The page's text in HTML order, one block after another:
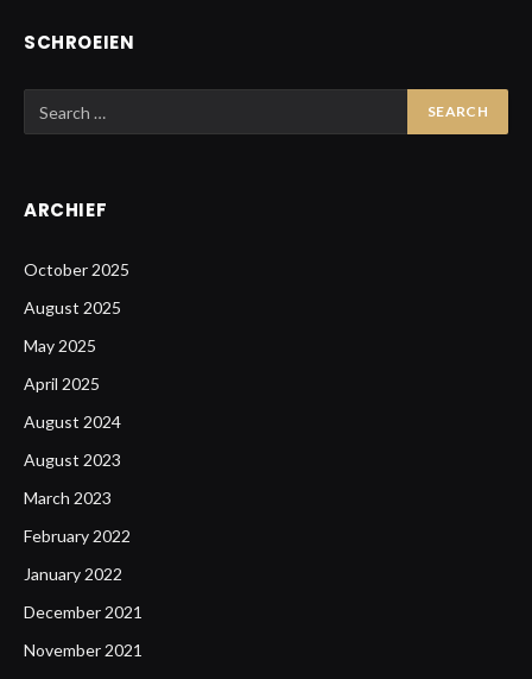
SCHROEIEN
ARCHIEF
October 2025
August 2025
May 2025
April 2025
August 2024
August 2023
March 2023
February 2022
January 2022
December 2021
November 2021